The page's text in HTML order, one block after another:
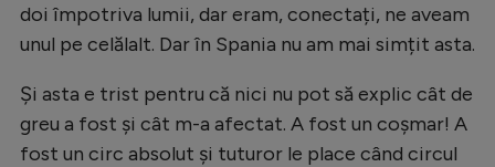
doi împotriva lumii, dar eram, conectați, ne aveam
unul pe celălalt. Dar în Spania nu am mai simțit asta.
Și asta e trist pentru că nici nu pot să explic cât de
greu a fost și cât m-a afectat. A fost un coșmar! A
fost un circ absolut și tuturor le place când circul